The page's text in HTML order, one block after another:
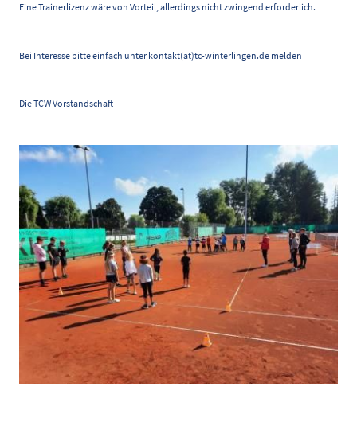
Eine Trainerlizenz wäre von Vorteil, allerdings nicht zwingend erforderlich.
Bei Interesse bitte einfach unter kontakt(at)tc-winterlingen.de melden
Die TCW Vorstandschaft